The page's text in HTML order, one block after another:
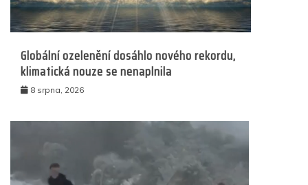
Globální ozelenění dosáhlo nového rekordu,
klimatická nouze se nenaplnila
8 srpna, 2026